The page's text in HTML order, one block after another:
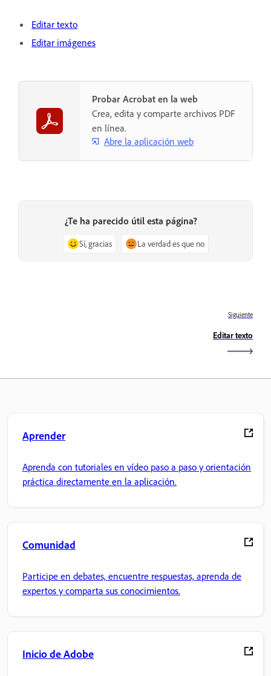
Editar texto
Editar imágenes
Probar Acrobat en la web
Crea, edita y comparte archivos PDF
en línea.
Abre la aplicación web
¿Te ha parecido útil esta página?
Sí, gracias La verdad es que no
Siguiente
Editar texto
Aprender
Aprenda con tutoriales en vídeo paso a paso y orientación
práctica directamente en la aplicación.
Comunidad
Participe en debates, encuentre respuestas, aprenda de
expertos y comparta sus conocimientos.
Inicio de Adobe